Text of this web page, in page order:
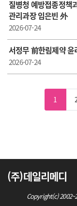
질병청 예방접종정책
관리과장 임은빈 外
2026-07-24
서정무 前한림제약
2026-07-24
1
(주)데일리메디
Copyright(c)